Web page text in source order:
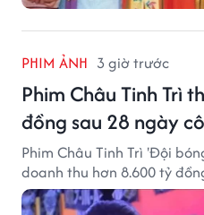
PHIM ẢNH 3 giờ trước
Phim Châu Tinh Trì
đồng sau 28 ngày
Phim Châu Tinh Trì 'Đội
doanh thu hơn 8.600 tỷ